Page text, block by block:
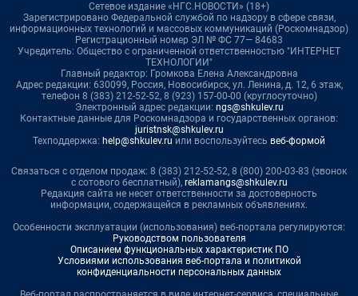
Сетевое издание «НГС.НОВОСТИ» (18+)
Зарегистрировано Федеральной службой по надзору в сфере связи,
информационных технологий и массовых коммуникаций (Роскомнадзор)
Регистрационный номер ЭЛ № ФС 77— 84683
Учредитель: Общество с ограниченной ответственностью "ИНТЕРНЕТ
ТЕХНОЛОГИИ"
Главный редактор: Громкова Елена Александровна
Адрес редакции: 630099, Россия, Новосибирск, ул. Ленина, д. 12, 6 этаж,
телефон 8 (383) 212-52-52, 8 (923) 157-00-00 (круглосуточно)
Электронный адрес редакции: ngs@shkulev.ru
Контактные данные для Роскомнадзора и государственных органов:
juristnsk@shkulev.ru
Техподдержка: help@shkulev.ru или воспользуйтесь веб-формой
Связаться с отделом продаж: 8 (383) 212-52-52, 8 (800) 200-03-83 (звонок
с сотового бесплатный), reklamangs@shkulev.ru
Редакция сайта не несет ответственности за достоверность
информации, содержащейся в рекламных объявлениях.
Особенности эксплуатации (использования) веб-портала регулируются:
Руководством пользователя
Описанием функциональных характеристик ПО
Условиями использования веб-портала и политикой
конфиденциальности персональных данных